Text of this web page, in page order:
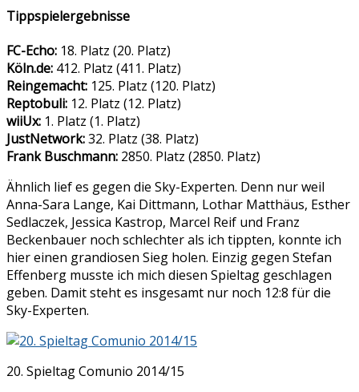
Tippspielergebnisse
FC-Echo: 18. Platz (20. Platz)
Köln.de: 412. Platz (411. Platz)
Reingemacht: 125. Platz (120. Platz)
Reptobuli: 12. Platz (12. Platz)
wiiUx: 1. Platz (1. Platz)
JustNetwork:32. Platz (38. Platz)
Frank Buschmann: 2850. Platz (2850. Platz)
Ähnlich lief es gegen die Sky-Experten. Denn nur weil
Anna-Sara Lange, Kai Dittmann, Lothar Matthäus, Esther
Sedlaczek, Jessica Kastrop, Marcel Reif und Franz
Beckenbauer noch schlechter als ich tippten, konnte ich
hier einen grandiosen Sieg holen. Einzig gegen Stefan
Effenberg musste ich mich diesen Spieltag geschlagen
geben. Damit steht es insgesamt nur noch 12:8 für die
Sky-Experten.
20. Spieltag Comunio 2014/15